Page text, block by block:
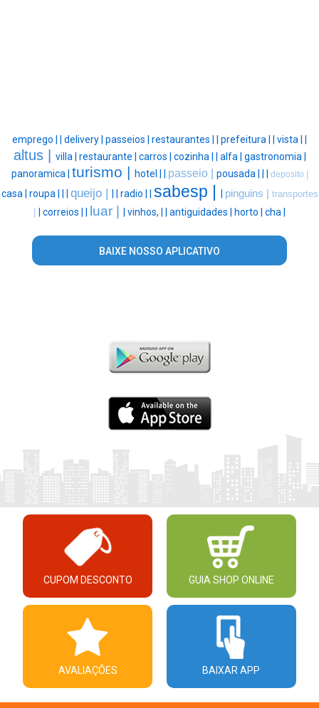
emprego | | delivery | passeios | restaurantes | | prefeitura | | vista | |
altus | villa | restaurante | carros | cozinha | | alfa | gastronomia |
panoramica | turismo | hotel | | passeio | pousada | | | deposito |
casa | roupa | | | queijo | | | radio | | sabesp | | pinguins | transportes
| | correios | | luar | | vinhos, | | antiguidades | horto | cha |
BAIXE NOSSO APLICATIVO
CUPOM DESCONTO GUIA SHOP ONLINE
AVALIAÇÕES BAIXAR APP